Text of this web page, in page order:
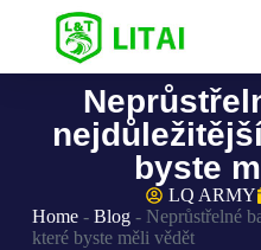
byste
LQ ARMY
Home- Blog- Neprůstřelné
které byste měli vědět